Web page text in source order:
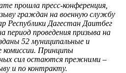
прошла пресс-конференция,
граждан на военную службу
Республики Дагестан Даитбег
проведения призыва на
52 муниципальные и
комиссии. Принципы
сил остаются прежними –
и по контракту.